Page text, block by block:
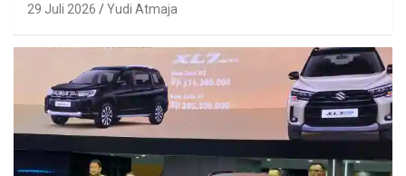
29 Juli 2026 Yudi Atmaja